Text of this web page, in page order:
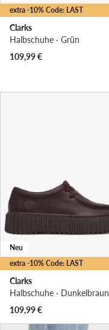
extra -10% Code: LAST
Clarks
Halbschuhe · Grün
109,99€
extra -10% Code: LAST
Neu
Clarks
Halbschuhe · Dunkelbraun
109,99€